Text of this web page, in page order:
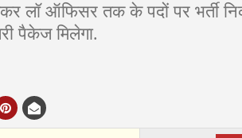
लॉ ऑफिसर तक के पदों पर भर्ती
पैकेज मिलेगा.